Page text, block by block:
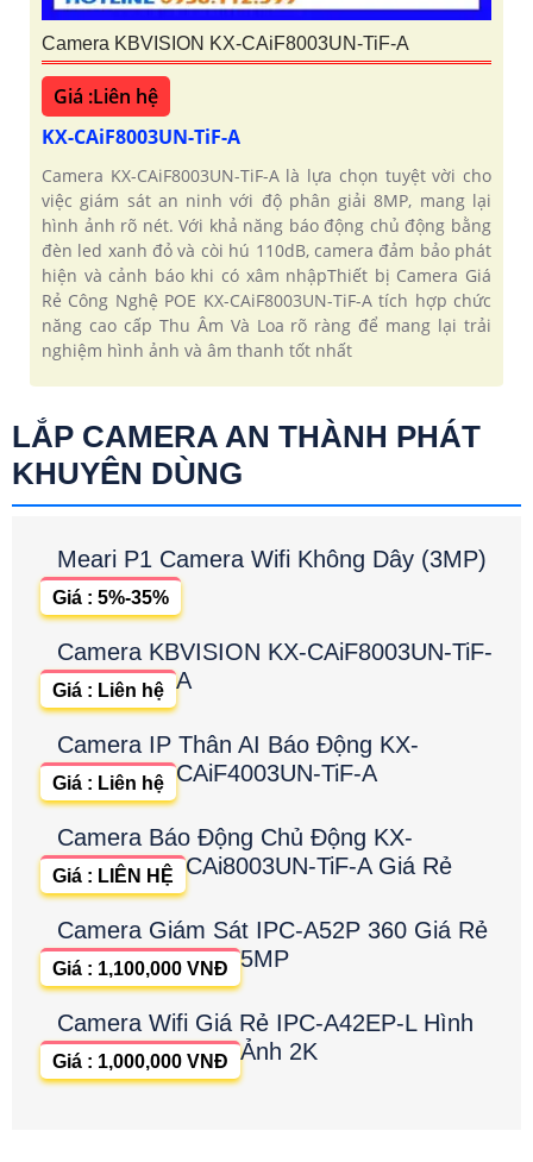
Camera KBVISION KX-CAiF8003UN-TiF-A
Giá :Liên hệ
KX-CAiF8003UN-TiF-A
Camera KX-CAiF8003UN-TiF-A là lựa chọn tuyệt vời cho
việc giám sát an ninh với độ phân giải 8MP, mang lại
hình ảnh rõ nét. Với khả năng báo động chủ động bằng
đèn led xanh đỏ và còi hú 110dB, camera đảm bảo phát
hiện và cảnh báo khi có xâm nhậpThiết bị Camera Giá
Rẻ Công Nghệ POE KX-CAiF8003UN-TiF-A tích hợp chức
năng cao cấp Thu Âm Và Loa rõ ràng để mang lại trải
nghiệm hình ảnh và âm thanh tốt nhất
LẮP CAMERA AN THÀNH PHÁT
KHUYÊN DÙNG
Meari P1 Camera Wifi Không Dây (3MP)
Giá : 5%-35%
Camera KBVISION KX-CAiF8003UN-TiF-
A
Giá : Liên hệ
Camera IP Thân AI Báo Động KX-
CAiF4003UN-TiF-A
Giá : Liên hệ
Camera Báo Động Chủ Động KX-
CAi8003UN-TiF-A Giá Rẻ
Giá : LIÊN HỆ
Camera Giám Sát IPC-A52P 360 Giá Rẻ
5MP
Giá : 1,100,000 VNĐ
Camera Wifi Giá Rẻ IPC-A42EP-L Hình
Ảnh 2K
Giá : 1,000,000 VNĐ